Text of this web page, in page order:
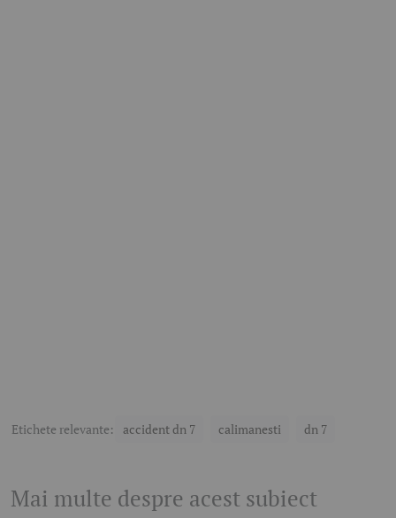
Etichete relevante: accident dn 7 calimanesti dn 7
Mai multe despre acest subiect